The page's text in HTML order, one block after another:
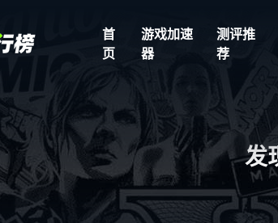
首
页
游戏加速
器
测评推
荐
发